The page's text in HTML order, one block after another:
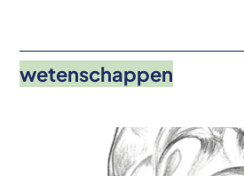
wetenschappen